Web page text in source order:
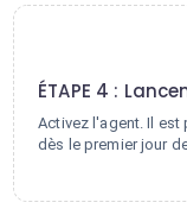
ÉTAPE 4 :
Activez l'agent. Il est
dès le premier jour